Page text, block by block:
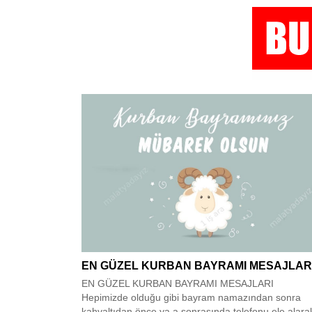
EN GÜZEL KURBAN BAYRAMI
EN GÜZEL KURBAN BAYRAMI MESAJLARI
Hepimizde olduğu gibi bayram namazından sonra